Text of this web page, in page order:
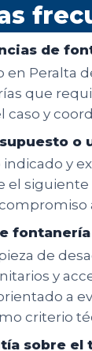
de
en Peralta
que
caso y
o
y
siguiente
de
y
a
criterio
sobre el